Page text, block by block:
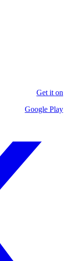
Get it on
Google Play